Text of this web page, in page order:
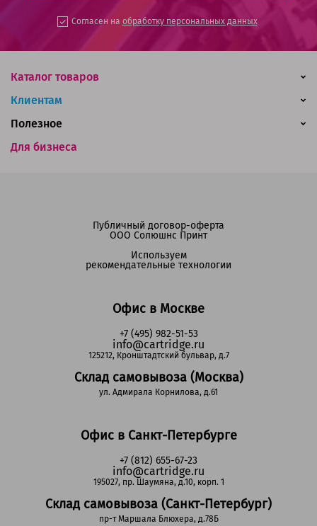
Согласен на обработку персональных данных
Каталог товаров
Клиентам
Для бизнеса
Полезное
Офис в Москве
+7 (495) 982-51-53
info@cartridge.ru
125212, Кронштадтский бульвар, д.7
Склад самовывоза (Москва)
ул. Адмирала Корнилова, д.61
Офис в Санкт-Петербурге
+7 (812) 655-67-23
info@cartridge.ru
195027, пр. Шаумяна, д.10, корп. 1
Склад самовывоза (Санкт-Петербург)
пр-т Маршала Блюхера, д.78Б
Публичный договор-оферта
ООО Солюшнс Принт
Используем
рекомендательные технологии